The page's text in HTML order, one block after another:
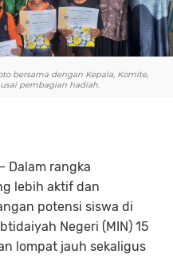
bersama dengan Kepala, Komite,
pembagian hadiah.
Dalam rangka
lebih aktif dan
potensi siswa di
Negeri (MIN) 15
lompat jauh sekaligus